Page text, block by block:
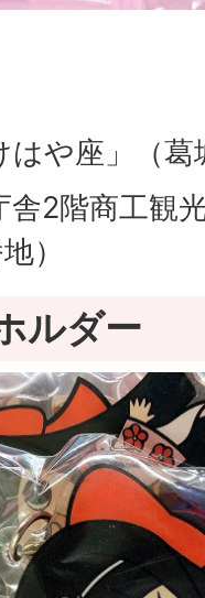
はや座」（
舎2階商工観
）
ルダー